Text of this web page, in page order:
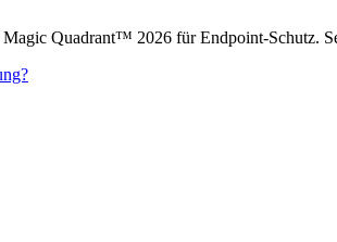
Quadrant™ 2026 für Endpoint-Schutz.